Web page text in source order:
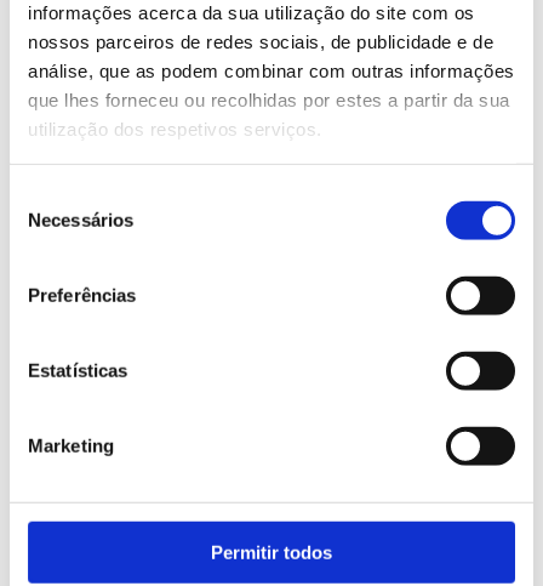
informações acerca da sua utilização do site com os
nossos parceiros de redes sociais, de publicidade e de
análise, que as podem combinar com outras informações
que lhes forneceu ou recolhidas por estes a partir da sua
utilização dos respetivos serviços.
Necessários
Preferências
Estatísticas
Marketing
Permitir todos
Galeria
Eventos
Contactos
Membros
Onde ficar